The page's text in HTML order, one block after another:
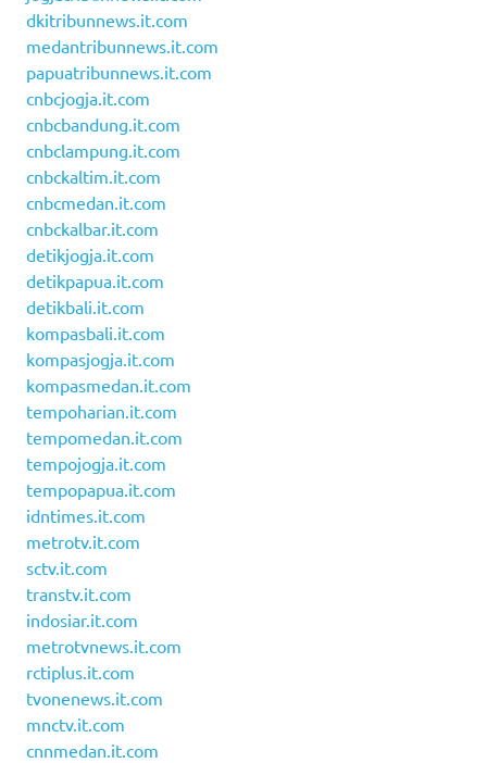
dkitribunnews.it.com
medantribunnews.it.com
papuatribunnews.it.com
cnbcjogja.it.com
cnbcbandung.it.com
cnbclampung.it.com
cnbckaltim.it.com
cnbcmedan.it.com
cnbckalbar.it.com
detikjogja.it.com
detikpapua.it.com
detikbali.it.com
kompasbali.it.com
kompasjogja.it.com
kompasmedan.it.com
tempoharian.it.com
tempomedan.it.com
tempojogja.it.com
tempopapua.it.com
idntimes.it.com
metrotv.it.com
sctv.it.com
transtv.it.com
indosiar.it.com
metrotvnews.it.com
rctiplus.it.com
tvonenews.it.com
mnctv.it.com
cnnmedan.it.com